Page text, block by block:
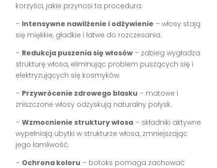
korzyści, jakie przynosi ta procedura:
– Intensywne nawilżenie i odżywienie – włosy stają
się miękkie, gładkie i łatwe do rozczesania.
– Redukcja puszenia się włosów – zabieg wygładza
strukturę włosa, eliminując problem puszących się i
elektryzujących się kosmyków.
– Przywrócenie zdrowego blasku – matowe i
zniszczone włosy odzyskują naturalny połysk.
–Wzmocnienie struktury włosa – składniki aktywne
wypełniają ubytki w strukturze włosa, zmniejszając
jego łamliwość.
– Ochrona koloru – botoks pomaga zachować